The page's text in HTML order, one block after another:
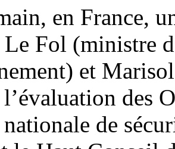
en France,
Le Fol (ministre
et
des
de